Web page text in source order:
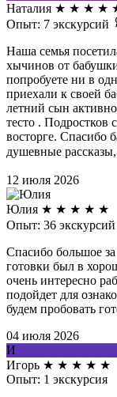
Наталия ★ ★ ★ ★
Опыт: 7 экскурсий
Наша семья
хычинов от
попробуете ни в
приехали к своей
летний сын
тесто . Подростков
восторге. Спасибо
душевные рассказы,
12 июля 2026
Юлия ★ ★ ★ ★ ★
Опыт: 36 экскурсий
Спасибо большое
готовки был в
очень интересно
подойдет для
будем пробовать
04 июля 2026
И
Игорь ★ ★ ★ ★ ★
Опыт: 1 экскурсия